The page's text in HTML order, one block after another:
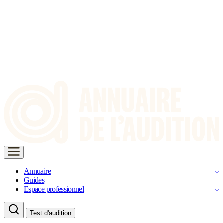
Annuaire
Guides
Espace professionnel
Test d'audition